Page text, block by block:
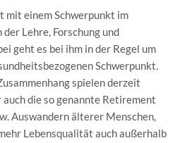
einem Schwerpunkt im
Lehre, Forschung und
geht es bei ihm in der Regel um
Schwerpunkt.
spielen derzeit
die so genannte Retirement
Auswandern älterer Menschen,
Lebensqualität auch außerhalb